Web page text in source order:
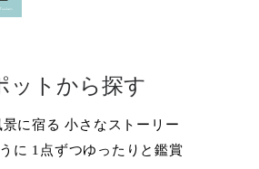
ットから探す
景に宿る 小さなストーリー
に 1点ずつゆったりと鑑賞